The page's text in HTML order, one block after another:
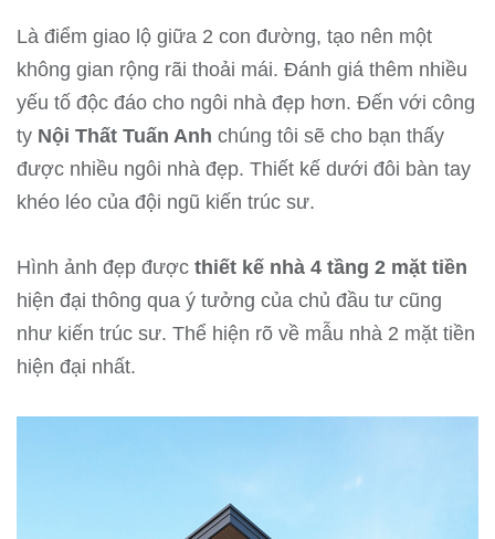
Là điểm giao lộ giữa 2 con đường, tạo nên một
không gian rộng rãi thoải mái. Đánh giá thêm nhiều
yếu tố độc đáo cho ngôi nhà đẹp hơn. Đến với công
ty Nội Thất Tuấn Anh chúng tôi sẽ cho bạn thấy
được nhiều ngôi nhà đẹp. Thiết kế dưới đôi bàn tay
khéo léo của đội ngũ kiến trúc sư.
Hình ảnh đẹp được thiết kế nhà 4 tầng 2 mặt tiền
hiện đại thông qua ý tưởng của chủ đầu tư cũng
như kiến trúc sư. Thể hiện rõ về mẫu nhà 2 mặt tiền
hiện đại nhất.